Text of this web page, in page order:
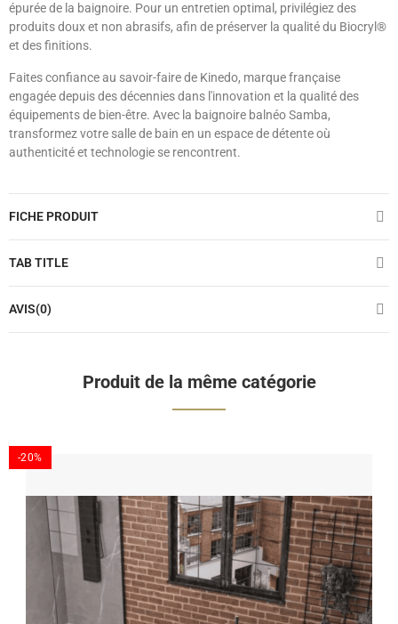
épurée de la baignoire. Pour un entretien optimal, privilégiez des
produits doux et non abrasifs, afin de préserver la qualité du Biocryl®
et des finitions.
Faites confiance au savoir-faire de Kinedo, marque française
engagée depuis des décennies dans l'innovation et la qualité des
équipements de bien-être. Avec la baignoire balnéo Samba,
transformez votre salle de bain en un espace de détente où
authenticité et technologie se rencontrent.
FICHE PRODUIT
TAB TITLE
AVIS(0)
Produit de la même catégorie
-20%